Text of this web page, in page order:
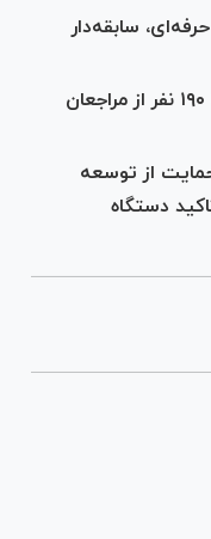
سابقه‌دار
رئیس کل دادگستری مازندران با ۱۹۰ نفر از مراجعان
از توسعه
دستگاه